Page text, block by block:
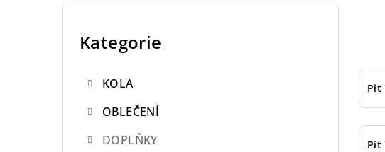
P
Přeskočit
kategorie
Kategorie
KOLA
OBLEČENÍ
DOPLŇKY